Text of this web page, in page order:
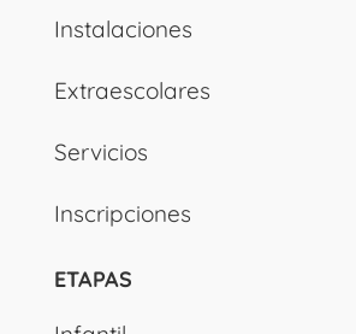
Instalaciones
Extraescolares
Servicios
Inscripciones
ETAPAS